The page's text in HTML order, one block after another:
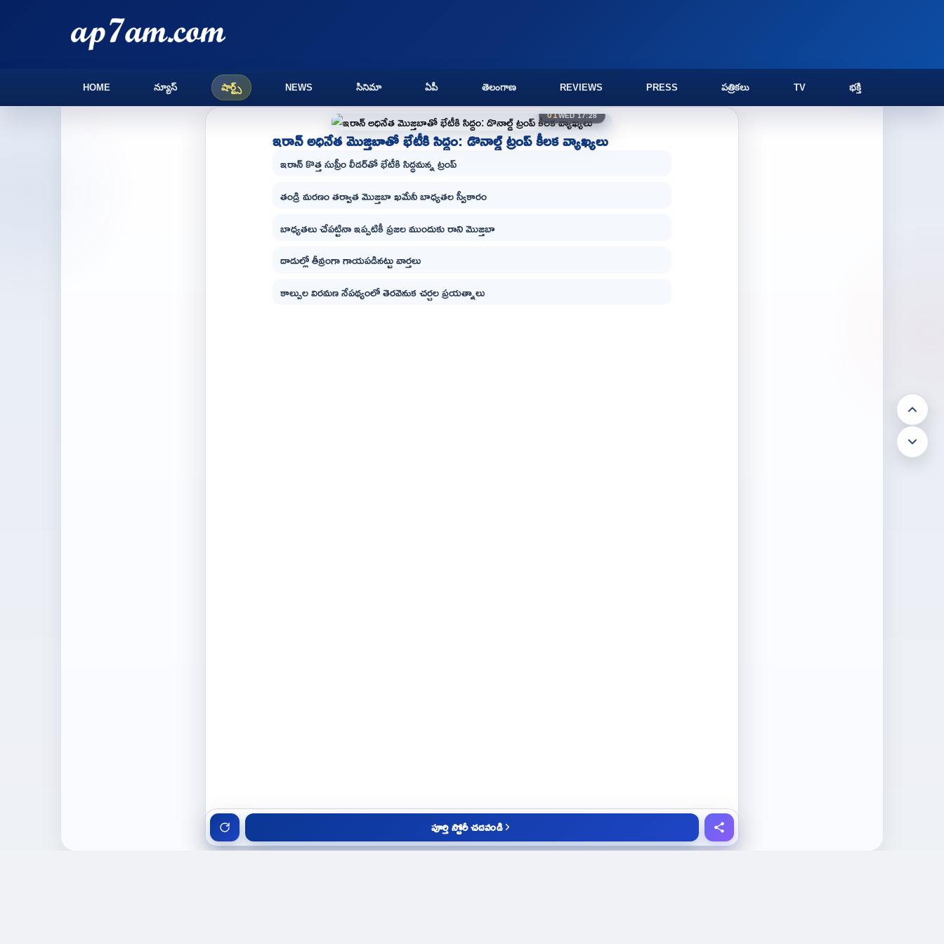
HOME న్యూస్ షార్ట్స్ NEWS సినిమా ఏపీ తెలంగాణ REVIEWS PRESS పత్రికలు TV భక్తి
01WED 17:28
ఇరాన్ అధినేత మొజ్తబాతో భేటీకి సిద్ధం: డొనాల్డ్ ట్రంప్ కీలక వ్యాఖ్యలు
ఇరాన్ కొత్త సుప్రీం లీడర్‌తో భేటీకి సిద్ధమన్న ట్రంప్
తండ్రి మరణం తర్వాత మొజ్తబా ఖమేనీ బాధ్యతల స్వీకారం
బాధ్యతలు చేపట్టినా ఇప్పటికీ ప్రజల ముందుకు రాని మొజ్తబా
దాడుల్లో తీవ్రంగా గాయపడినట్టు వార్తలు
కాల్పుల విరమణ నేపథ్యంలో తెరవెనుక చర్చల ప్రయత్నాలు
పూర్తి స్టోరీ చదవండి